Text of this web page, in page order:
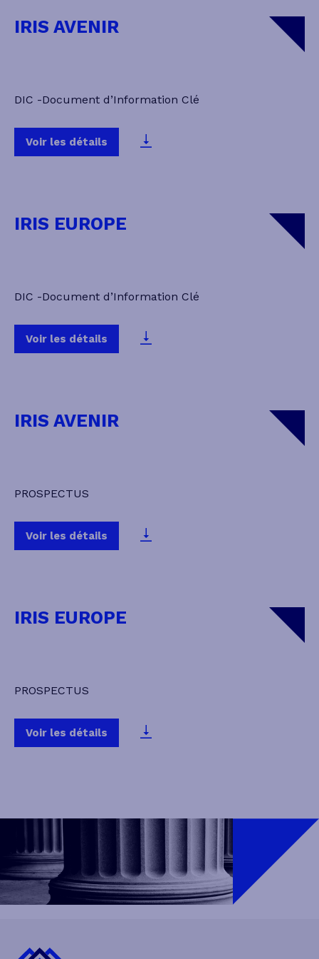
IRIS AVENIR
DIC -Document d’Information Clé
Voir les détails
IRIS EUROPE
DIC -Document d’Information Clé
Voir les détails
IRIS AVENIR
PROSPECTUS
Voir les détails
IRIS EUROPE
PROSPECTUS
Voir les détails